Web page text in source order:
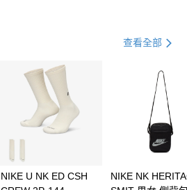
21家銀行
第一商業銀行
彰化商業銀行
查看全部
NIKE U NK ED CSH
NIKE NK